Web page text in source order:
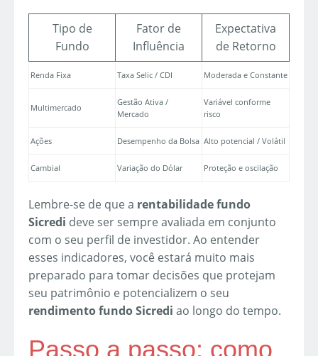
Tipo de
Fundo
Fator de
Influência
Expectativa
de Retorno
Renda Fixa Taxa Selic / CDI Moderada e Constante
Multimercado
Gestão Ativa /
Mercado
Variável conforme
risco
Ações Desempenho da Bolsa Alto potencial / Volátil
Cambial Variação do Dólar Proteção e oscilação
Lembre-se de que a rentabilidade fundo
Sicredi deve ser sempre avaliada em conjunto
com o seu perfil de investidor. Ao entender
esses indicadores, você estará muito mais
preparado para tomar decisões que protejam
seu patrimônio e potencializem o seu
rendimento fundo Sicredi ao longo do tempo.
Passo a passo: como